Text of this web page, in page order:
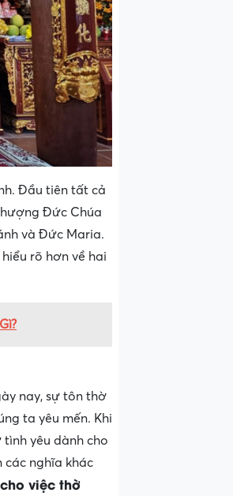
Đầu tiên tất cả
Đức Chúa
và Đức Maria.
rõ hơn về hai
nay, sự tôn thờ
ta yêu mến. Khi
yêu dành cho
các nghĩa khác
việc thờ